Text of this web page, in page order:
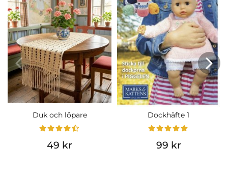
Duk och löpare
49 kr
Dockhäfte 1
99 kr